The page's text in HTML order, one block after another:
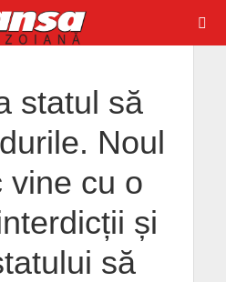
statul să
Noul
vine cu o
și
să